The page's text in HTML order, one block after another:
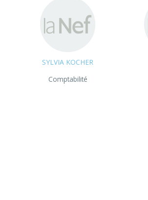
SYLVIA KOCHER
Comptabilité